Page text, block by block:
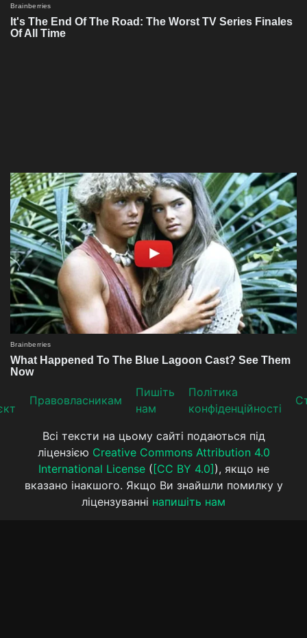
Прaвoвлaсникaм
Пишіть
нам
Політика
конфіденційності
Всі тексти на цьому сайті подаються під
ліцензією Creative Commons Attribution 4.0
International License( [CC BY 4.0] ), якщо не
вказано інакшого. Якщо Ви знайшли помилку у
ліцензуванні напишіть нам